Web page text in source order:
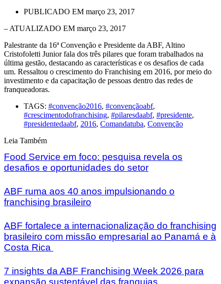
PUBLICADO EM março 23, 2017
– ATUALIZADO EM março 23, 2017
Palestrante da 16ª Convenção e Presidente da ABF, Altino
Cristofoletti Junior fala dos três pilares que foram trabalhados na
última gestão, destacando as características e os desafios de cada
um. Ressaltou o crescimento do Franchising em 2016, por meio do
investimento e da capacitação de pessoas dentro das redes de
franqueadoras.
TAGS: #convenção2016, #convençãoabf,
#crescimentodofranchising, #pilaresdaabf, #presidente,
#presidentedaabf, 2016, Comandatuba, Convenção
Leia Também
Food Service em foco: pesquisa revela os
desafios e oportunidades do setor
ABF ruma aos 40 anos impulsionando o
franchising brasileiro
ABF fortalece a internacionalização do franchising
brasileiro com missão empresarial ao Panamá e à
Costa Rica
7 insights da ABF Franchising Week 2026 para
expansão sustentável das franquias